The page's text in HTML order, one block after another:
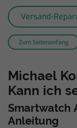
Versand-
Zum Seitenanfang
Michael
Kann ich
Smartwatch
Anleitung